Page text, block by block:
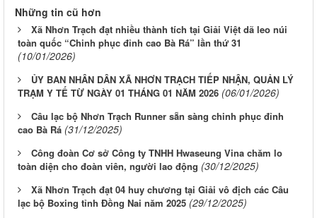
Những tin cũ hơn
Xã Nhơn Trạch đạt nhiều thành tích tại Giải Việt dã leo núi
toàn quốc “Chinh phục đỉnh cao Bà Rá” lần thứ 31
(10/01/2026)
ỦY BAN NHÂN DÂN XÃ NHƠN TRẠCH TIẾP NHẬN, QUẢN LÝ
TRẠM Y TẾ TỪ NGÀY 01 THÁNG 01 NĂM 2026 (06/01/2026)
Câu lạc bộ Nhơn Trạch Runner sẵn sàng chinh phục đỉnh
cao Bà Rá (31/12/2025)
Công đoàn Cơ sở Công ty TNHH Hwaseung Vina chăm lo
toàn diện cho đoàn viên, người lao động (30/12/2025)
Xã Nhơn Trạch đạt 04 huy chương tại Giải vô địch các Câu
lạc bộ Boxing tỉnh Đồng Nai năm 2025 (29/12/2025)